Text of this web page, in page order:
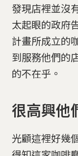
發現店裡並沒
太起眼的政府
計畫所成立的
到服務他們的
的不在乎。
很高興他
光顧這裡好幾